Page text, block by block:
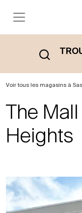
Voir tous les magasins à
The
Heights